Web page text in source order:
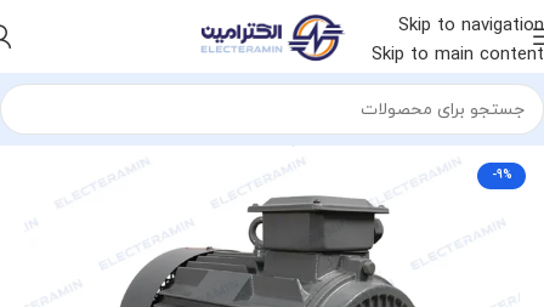
Skip to navigation
Skip to main content
خانه الکتروموتور الکتروموتور چینی الکتروموتور ایده ال
-9%